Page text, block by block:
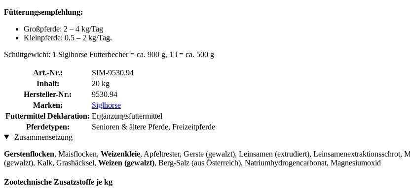
Fütterungsempfehlung:
Großpferde: 2 – 4 kg/Tag
Kleinpferde: 0,5 – 2 kg/Tag.
Schüttgewicht: 1 Siglhorse Futterbecher = ca. 900 g, 1 l = ca. 500 g
Art.-Nr.:
SIM-9530.94
Inhalt:
20 kg
Hersteller-Nr.:
9530.94
Marken:
Siglhorse
Futtermittel Deklaration: Ergänzungsfuttermittel
Pferdetypen:
Senioren & ältere Pferde, Freizeitpferde
Zusammensetzung
Gerstenflocken, Maisflocken, Weizenkleie, Apfeltrester, Gerste (gewalzt), Leinsamen (extrudiert), Leinsamenextraktionsschrot,
(gewalzt), Kalk, Grashäcksel, Weizen (gewalzt), Berg-Salz (aus Österreich), Natriumhydrogencarbonat, Magnesiumoxid
Zootechnische Zusatzstoffe je kg